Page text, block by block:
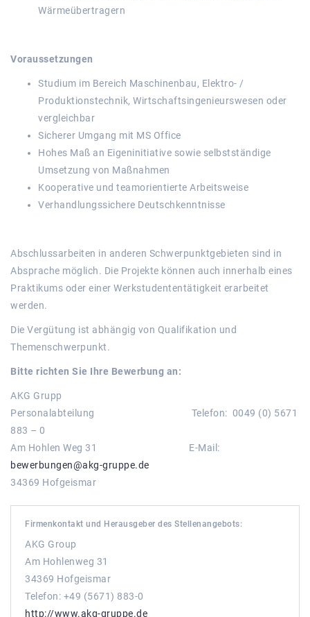
Wärmeübertragern
Voraussetzungen
Studium im Bereich Maschinenbau, Elektro- /
Produktionstechnik, Wirtschaftsingenieurswesen oder
vergleichbar
Sicherer Umgang mit MS Office
Hohes Maß an Eigeninitiative sowie selbstständige
Umsetzung von Maßnahmen
Kooperative und teamorientierte Arbeitsweise
Verhandlungssichere Deutschkenntnisse
Abschlussarbeiten in anderen Schwerpunktgebieten sind in
Absprache möglich. Die Projekte können auch innerhalb eines
Praktikums oder einer Werkstudententätigkeit erarbeitet
werden.
Die Vergütung ist abhängig von Qualifikation und
Themenschwerpunkt.
Bitte richten Sie Ihre Bewerbung an:
AKG Grupp
Personalabteilung Telefon: 0049 (0) 5671
883 – 0
Am Hohlen Weg 31 E-Mail:
bewerbungen@akg-gruppe.de
34369 Hofgeismar
Firmenkontakt und Herausgeber des Stellenangebots:
AKG Group
Am Hohlenweg 31
34369 Hofgeismar
Telefon: +49 (5671) 883-0
http://www.akg-gruppe.de